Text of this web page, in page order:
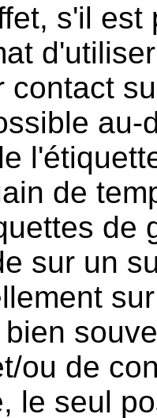
s'il est
contact
au-
de
de
sur un
ou de
le seul